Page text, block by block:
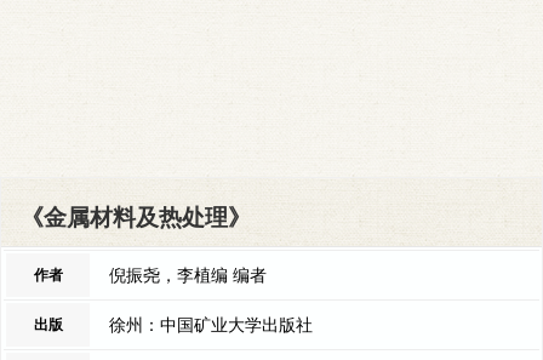
《金属材料及热处理》
作者 倪振尧，李植编 编者
出版 徐州：中国矿业大学出版社